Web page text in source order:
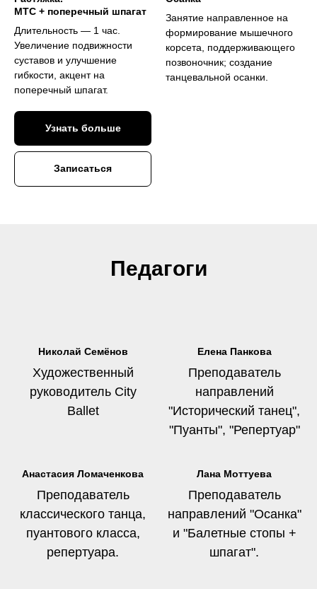
МТС + поперечный шпагат
Длительность — 1 час.
Увеличение подвижности
суставов и улучшение
гибкости, акцент на
поперечный шпагат.
Узнать больше
Записаться
Занятие направленное на
формирование мышечного
корсета, поддерживающего
позвоночник; создание
танцевальной осанки.
Педагоги
Николай Семёнов
Художественный
руководитель City
Ballet
Елена Панкова
Преподаватель
направлений
"Исторический танец",
"Пуанты", "Репертуар"
Анастасия Ломаченкова
Преподаватель
классического танца,
пуантового класса,
репертуара.
Лана Моттуева
Преподаватель
направлений "Осанка"
и "Балетные стопы +
шпагат".